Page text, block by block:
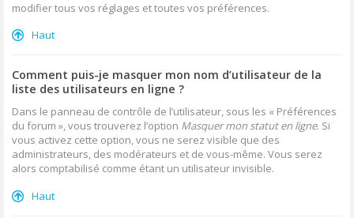
modifier tous vos réglages et toutes vos préférences.
Haut
Comment puis-je masquer mon nom d’utilisateur de la
liste des utilisateurs en ligne ?
Dans le panneau de contrôle de l’utilisateur, sous les « Préférences
du forum », vous trouverez l’option Masquer mon statut en ligne. Si
vous activez cette option, vous ne serez visible que des
administrateurs, des modérateurs et de vous-même. Vous serez
alors comptabilisé comme étant un utilisateur invisible.
Haut